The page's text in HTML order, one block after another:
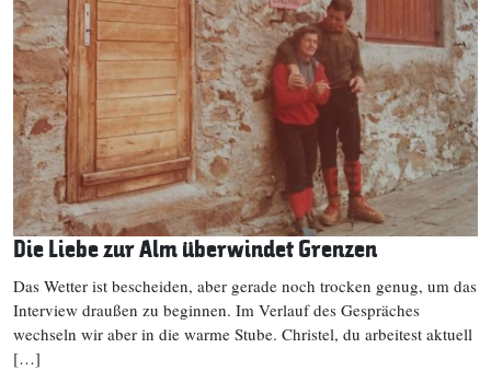
Die Liebe zur Alm überwindet Grenzen
Das Wetter ist bescheiden, aber gerade noch trocken genug, um das
Interview draußen zu beginnen. Im Verlauf des Gespräches
wechseln wir aber in die warme Stube. Christel, du arbeitest aktuell
[…]